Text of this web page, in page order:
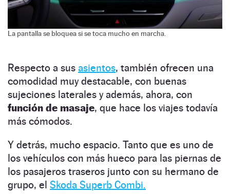
La pantalla se bloquea si se toca mucho en marcha.
Respecto a sus asientos, también ofrecen una
comodidad muy destacable, con buenas
sujeciones laterales y además, ahora, con
función de masaje, que hace los viajes todavía
más cómodos.
Y detrás, mucho espacio. Tanto que es uno de
los vehículos con más hueco para las piernas de
los pasajeros traseros junto con su hermano de
grupo, el Skoda Superb Combi.